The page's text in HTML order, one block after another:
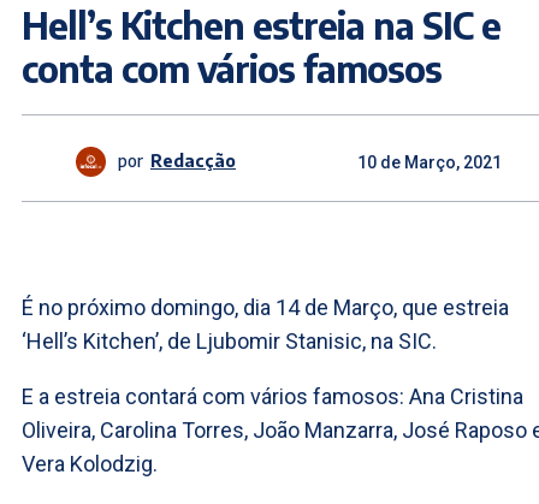
Hell’s Kitchen estreia na SIC e
conta com vários famosos
por Redacção 10 de Março, 2021
É no próximo domingo, dia 14 de Março, que estreia
‘Hell’s Kitchen’, de Ljubomir Stanisic, na SIC.
E a estreia contará com vários famosos: Ana Cristina
Oliveira, Carolina Torres, João Manzarra, José Raposo
Vera Kolodzig.